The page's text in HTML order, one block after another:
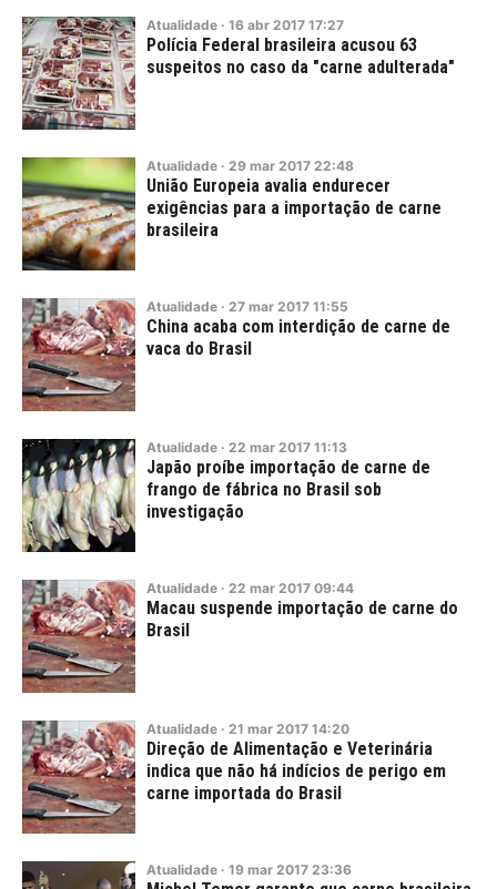
Atualidade · 16 abr 2017 17:27
Polícia Federal brasileira acusou 63
suspeitos no caso da "carne adulterada"
Atualidade · 29 mar 2017 22:48
União Europeia avalia endurecer
exigências para a importação de carne
brasileira
Atualidade · 27 mar 2017 11:55
China acaba com interdição de carne de
vaca do Brasil
Atualidade · 22 mar 2017 11:13
Japão proíbe importação de carne de
frango de fábrica no Brasil sob
investigação
Atualidade · 22 mar 2017 09:44
Macau suspende importação de carne do
Brasil
Atualidade · 21 mar 2017 14:20
Direção de Alimentação e Veterinária
indica que não há indícios de perigo em
carne importada do Brasil
Atualidade · 19 mar 2017 23:36